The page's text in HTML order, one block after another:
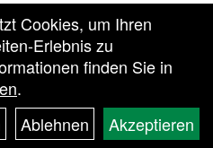
Zurück zur Vesto Homepage
Cookies, um Ihren
Erlebnis zu
finden Sie in
.
Ablehnen Akzeptieren